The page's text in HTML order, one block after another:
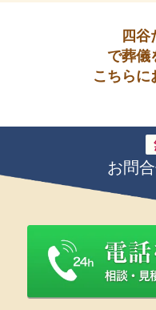
四谷
で葬儀
こちらに
お問